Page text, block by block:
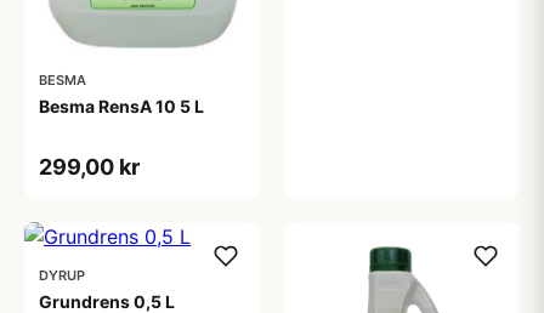
BESMA
Besma RensA 10 5 L
299,00 kr
DYRUP
Grundrens 0,5 L